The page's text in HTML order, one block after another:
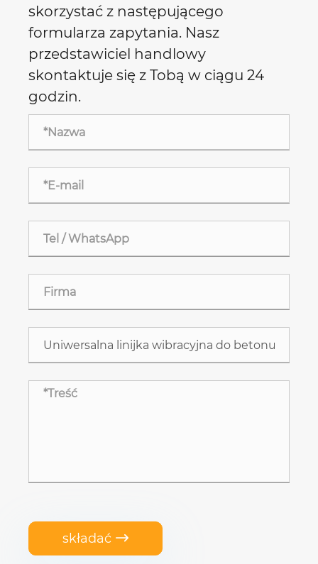
skorzystać z następującego
formularza zapytania. Nasz
przedstawiciel handlowy
skontaktuje się z Tobą w ciągu 24
godzin.
składać 